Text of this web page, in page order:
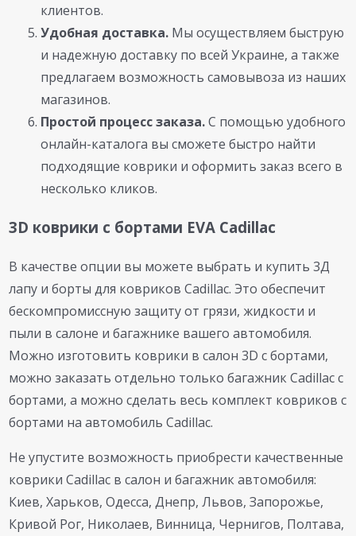
клиентов.
Удобная доставка. Мы осуществляем быструю
и надежную доставку по всей Украине, а также
предлагаем возможность самовывоза из наших
магазинов.
Простой процесс заказа.С помощью удобного
онлайн-каталога вы сможете быстро найти
подходящие коврики и оформить заказ всего в
несколько кликов.
3D коврики с бортами EVA Cadillac
В качестве опции вы можете выбрать и купить 3Д
лапу и борты для ковриков Cadillac. Это обеспечит
бескомпромиссную защиту от грязи, жидкости и
пыли в салоне и багажнике вашего автомобиля.
Можно изготовить коврики в салон 3D с бортами,
можно заказать отдельно только багажник Cadillac с
бортами, а можно сделать весь комплект ковриков с
бортами на автомобиль Cadillac.
Не упустите возможность приобрести качественные
коврики Cadillac в салон и багажник автомобиля:
Киев, Харьков, Одесса, Днепр, Львов, Запорожье,
Кривой Рог, Николаев, Винница, Чернигов, Полтава,